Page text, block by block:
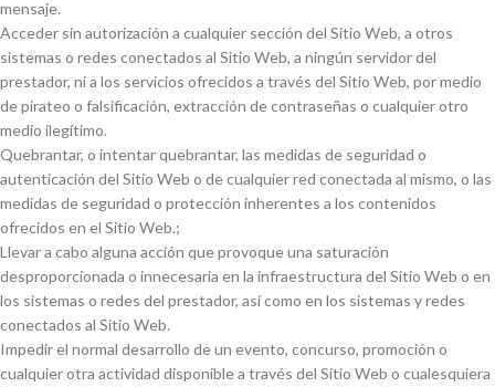
mensaje.
Acceder sin autorización a cualquier sección del Sitio Web, a otros
sistemas o redes conectados al Sitio Web, a ningún servidor del
prestador, ni a los servicios ofrecidos a través del Sitio Web, por medio
de pirateo o falsificación, extracción de contraseñas o cualquier otro
medio ilegítimo.
Quebrantar, o intentar quebrantar, las medidas de seguridad o
autenticación del Sitio Web o de cualquier red conectada al mismo, o las
medidas de seguridad o protección inherentes a los contenidos
ofrecidos en el Sitio Web.;
Llevar a cabo alguna acción que provoque una saturación
desproporcionada o innecesaria en la infraestructura del Sitio Web o en
los sistemas o redes del prestador, así como en los sistemas y redes
conectados al Sitio Web.
Impedir el normal desarrollo de un evento, concurso, promoción o
cualquier otra actividad disponible a través del Sitio Web o cualesquiera